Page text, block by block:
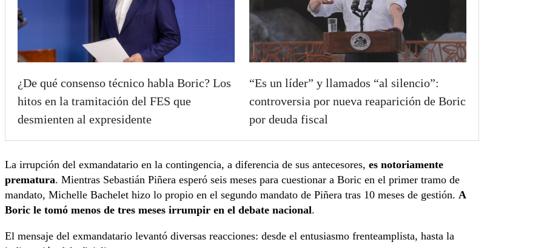
¿De qué consenso técnico habla Boric? Los
hitos en la tramitación del FES que
desmienten al expresidente
“Es un líder” y llamados “al silencio”:
controversia por nueva reaparición de Boric
por deuda fiscal
La irrupción del exmandatario en la contingencia, a diferencia de sus antecesores, es notoriamente
prematura. Mientras Sebastián Piñera esperó seis meses para cuestionar a Boric en el primer tramo de
mandato, Michelle Bachelet hizo lo propio en el segundo mandato de Piñera tras 10 meses de gestión. A
Boric le tomó menos de tres meses irrumpir en el debate nacional.
El mensaje del exmandatario levantó diversas reacciones: desde el entusiasmo frenteamplista, hasta la